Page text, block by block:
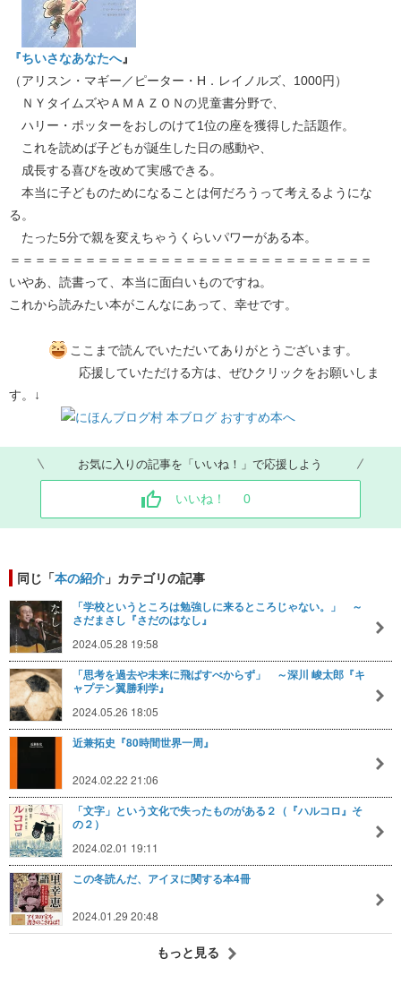
『ちいさなあなたへ』
（アリスン・マギー／ピーター・H．レイノルズ、1000円）
ＮＹタイムズやＡＭＡＺＯＮの児童書分野で、
ハリー・ポッターをおしのけて1位の座を獲得した話題作。
これを読めば子どもが誕生した日の感動や、
成長する喜びを改めて実感できる。
本当に子どものためになることは何だろうって考えるようにな
る。
たった5分で親を変えちゃうくらいパワーがある本。
＝＝＝＝＝＝＝＝＝＝＝＝＝＝＝＝＝＝＝＝＝＝＝＝＝＝＝＝＝
いやあ、読書って、本当に面白いものですね。
これから読みたい本がこんなにあって、幸せです。
ここまで読んでいただいてありがとうございます。
応援していただける方は、ぜひクリックをお願いしま
す。↓
お気に入りの記事を「いいね！」で応援しよう
いいね！ 0
同じ「本の紹介 」カテゴリの記事
「学校というところは勉強しに来るところじゃない。」 ～
さだまさし『さだのはなし』
2024.05.28 19:58
「思考を過去や未来に飛ばすべからず」 ～深川 峻太郎『キ
ャプテン翼勝利学』
2024.05.26 18:05
近兼拓史『80時間世界一周』
2024.02.22 21:06
「文字」という文化で失ったものがある２（『ハルコロ』そ
の２）
2024.02.01 19:11
この冬読んだ、アイヌに関する本4冊
2024.01.29 20:48
もっと見る